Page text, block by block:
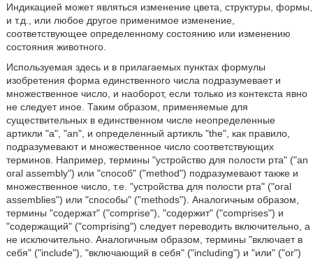
Индикацией может являться изменение цвета, структуры, формы,
и т.д., или любое другое применимое изменение,
соответствующее определенному состоянию или изменению
состояния животного.
Используемая здесь и в прилагаемых пунктах формулы
изобретения форма единственного числа подразумевает и
множественное число, и наоборот, если только из контекста явно
не следует иное. Таким образом, применяемые для
существительных в единственном числе неопределенные
артикли "a", "an", и определенный артикль "the", как правило,
подразумевают и множественное число соответствующих
терминов. Например, термины "устройство для полости рта" ("an
oral assembly") или "способ" ("method") подразумевают также и
множественное число, т.е. "устройства для полости рта" ("oral
assemblies") или "способы" ("methods"). Аналогичным образом,
термины "содержат" ("comprise"), "содержит" ("comprises") и
"содержащий" ("comprising") следует переводить включительно, а
не исключительно. Аналогичным образом, термины "включает в
себя" ("include"), "включающий в себя" ("including") и "или" ("or")